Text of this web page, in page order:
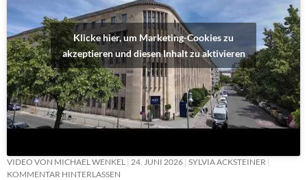
Klicke hier, um Marketing-Cookies zu
akzeptieren und diesen Inhalt zu aktivieren
VIDEO VON MICHAEL WENKEL 24. JUNI 2026 SYLVIA ACKSTEINER
KOMMENTAR HINTERLASSEN